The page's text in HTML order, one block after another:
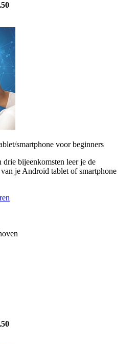
smartphone voor beginners
bijeenkomsten leer je de
je Android tablet of smartphone